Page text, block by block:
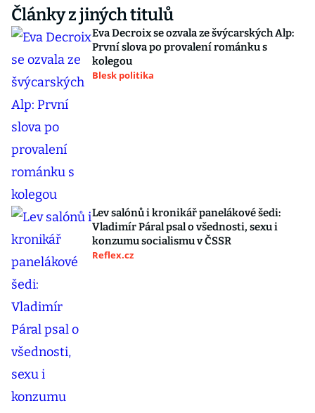
Články z jiných titulů
Eva Decroix se ozvala ze švýcarských Alp:
První slova po provalení románku s
kolegou
Blesk politika
Lev salónů i kronikář panelákové šedi:
Vladimír Páral psal o všednosti, sexu i
konzumu socialismu v ČSSR
Reflex.cz